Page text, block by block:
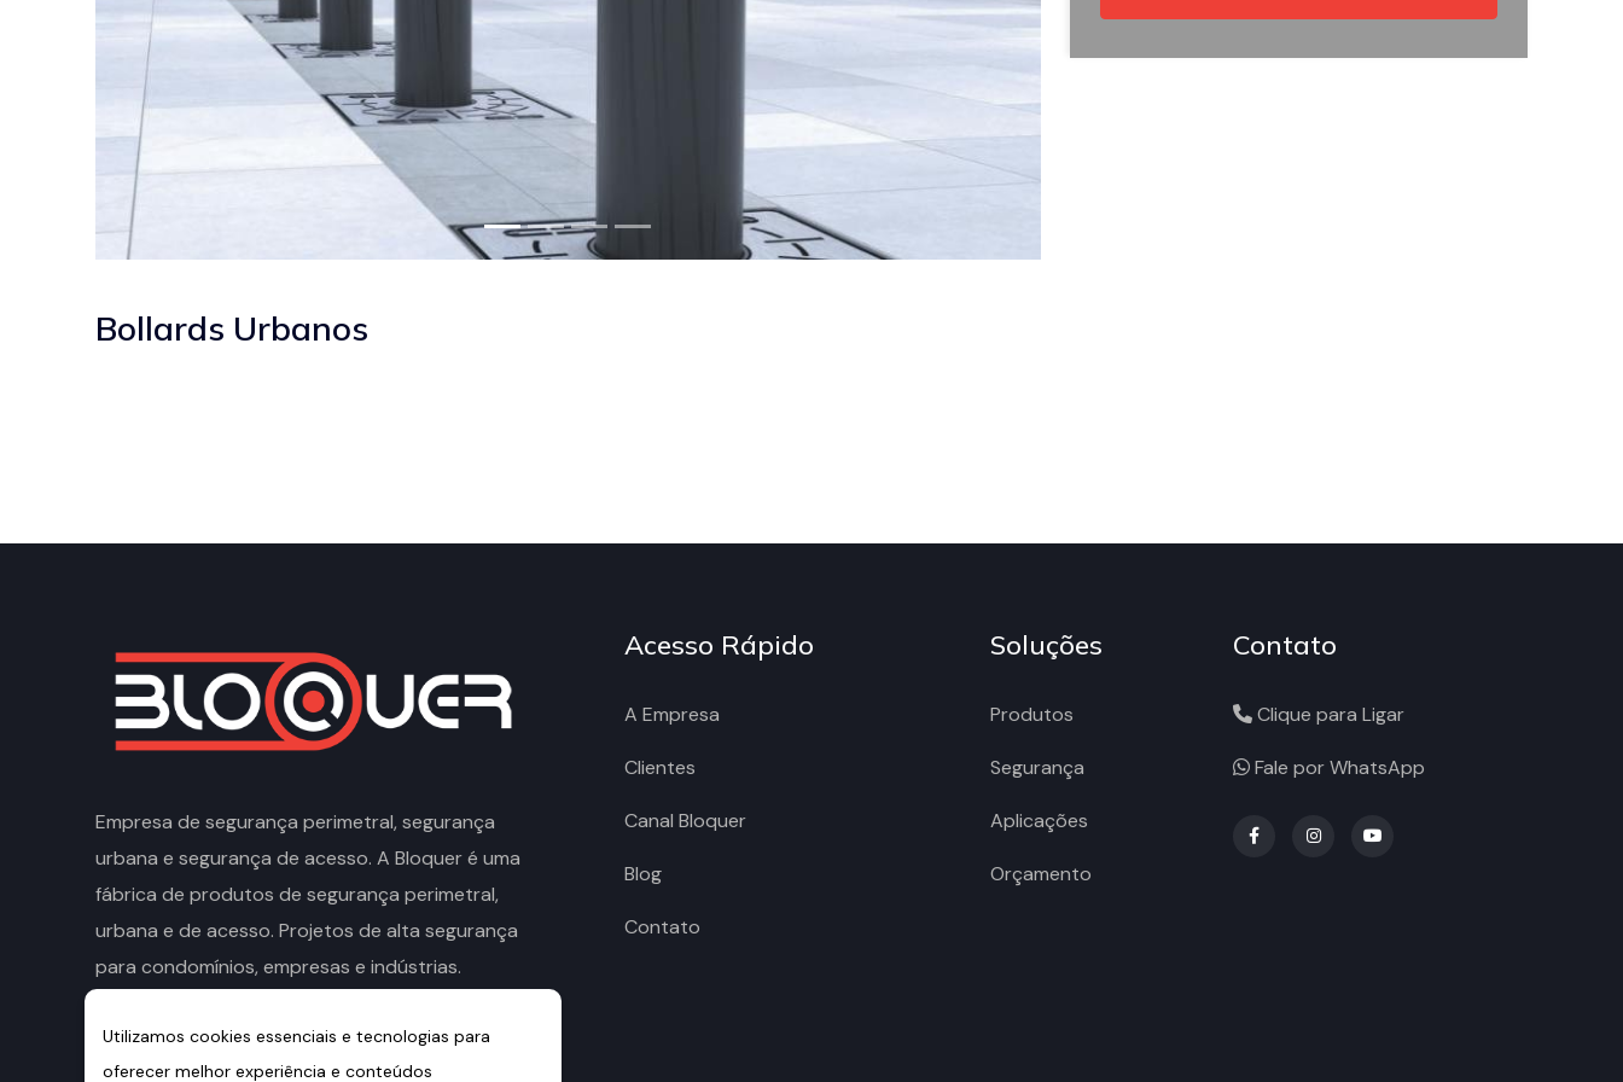
Bollards Urbanos
Empresa de segurança perimetral, segurança
urbana e segurança de acesso. A Bloquer é uma
fábrica de produtos de segurança perimetral,
urbana e de acesso. Projetos de alta segurança
para condomínios, empresas e indústrias.
Berta. Porto Alegre/RS. CEP: 90.660-110.
Acesso Rápido
A Empresa
Clientes
Canal Bloquer
Blog
Contato
Soluções
Produtos
Segurança
Aplicações
Orçamento
Contato
Clique para Ligar
Fale por WhatsApp
Utilizamos cookies essenciais e tecnologias para
oferecer melhor experiência e conteúdos